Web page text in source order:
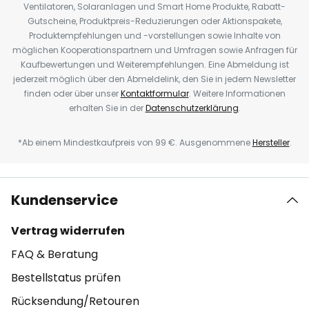
Ventilatoren, Solaranlagen und Smart Home Produkte, Rabatt-
Gutscheine, Produktpreis-Reduzierungen oder Aktionspakete,
Produktempfehlungen und -vorstellungen sowie Inhalte von
möglichen Kooperationspartnern und Umfragen sowie Anfragen für
Kaufbewertungen und Weiterempfehlungen. Eine Abmeldung ist
jederzeit möglich über den Abmeldelink, den Sie in jedem Newsletter
finden oder über unserKontaktformular. Weitere Informationen
erhalten Sie in derDatenschutzerklärung.
*Ab einem Mindestkaufpreis von 99 €. AusgenommeneHersteller.
Kundenservice
Vertrag widerrufen
FAQ & Beratung
Bestellstatus prüfen
Rücksendung/Retouren